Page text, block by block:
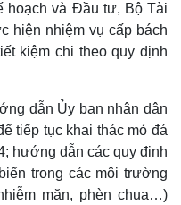
hoạch và Đầu tư, Bộ Tài
hiện nhiệm vụ cấp bách
kiệm chi theo quy định
dẫn Ủy ban nhân dân
tiếp tục khai thác mỏ đá
hướng dẫn các quy định
trong các môi trường
mặn, phèn chua…)